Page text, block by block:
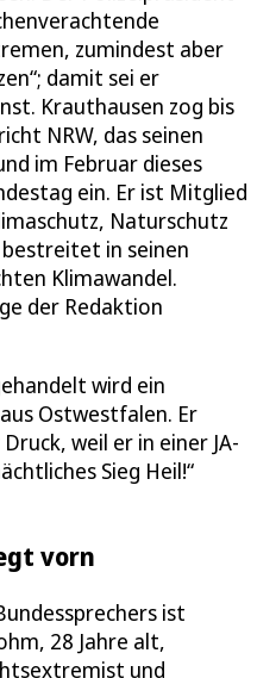
zumindest aber
damit sei er
Krauthausen zog bis
NRW, das seinen
im Februar dieses
ein. Er ist Mitglied
Naturschutz
in seinen
Klimawandel.
der Redaktion
wird ein
Ostwestfalen. Er
weil er in einer JA-
Sieg Heil!“
vorn
ist
28 Jahre alt,
und